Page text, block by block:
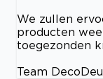
We zullen
producten
toegezonden
Team